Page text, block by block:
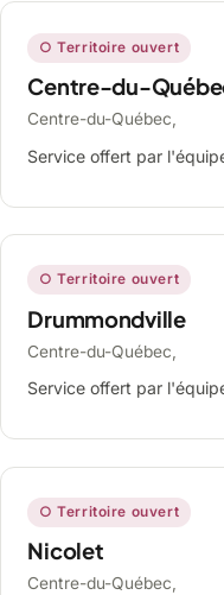
○ Territoire ouvert
Centre-du-
Centre-du-Québec,
Service offert par
○ Territoire ouvert
Drummondville
Centre-du-Québec,
Service offert par
○ Territoire ouvert
Nicolet
Centre-du-Québec,